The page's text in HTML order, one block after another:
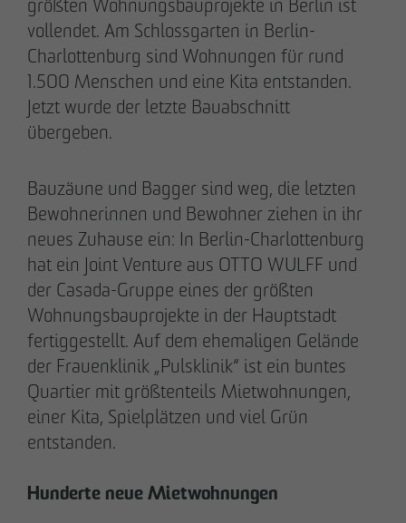
größten Wohnungsbauprojekte in Berlin ist
vollendet. Am Schlossgarten in Berlin-
Charlottenburg sind Wohnungen für rund
1.500 Menschen und eine Kita entstanden.
Jetzt wurde der letzte Bauabschnitt
übergeben.
Bauzäune und Bagger sind weg, die letzten
Bewohnerinnen und Bewohner ziehen in ihr
neues Zuhause ein: In Berlin-Charlottenburg
hat ein Joint Venture aus OTTO WULFF und
der Casada-Gruppe eines der größten
Wohnungsbauprojekte in der Hauptstadt
fertiggestellt. Auf dem ehemaligen Gelände
der Frauenklinik „Pulsklinik“ ist ein buntes
Quartier mit größtenteils Mietwohnungen,
einer Kita, Spielplätzen und viel Grün
entstanden.
Hunderte neue Mietwohnungen
Downloads
Impressum
Datenschutz
Barrierefreiheitserklärung
28.05.2026
Urbanes Wohnen in Lindenau: Spatenstich für
neue Eigentumswohnungen im Leipziger
Westen
28.05.2026
Berlin-Pankow: OTTO WULFF feiert